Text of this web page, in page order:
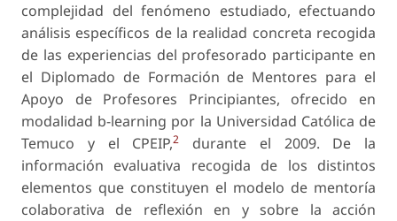
complejidad del fenómeno estudiado, efectuando
análisis específicos de la realidad concreta recogida
de las experiencias del profesorado participante en
el Diplomado de Formación de Mentores para el
Apoyo de Profesores Principiantes, ofrecido en
modalidad b-learning por la Universidad Católica de
Temuco y el CPEIP,2
durante el 2009. De la
información evaluativa recogida de los distintos
elementos que constituyen el modelo de mentoría
colaborativa de reflexión en y sobre la acción